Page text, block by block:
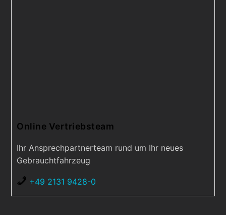
Online Vertriebsteam
Ihr Ansprechpartnerteam rund um Ihr neues
Gebrauchtfahrzeug
+49 2131 9428-0